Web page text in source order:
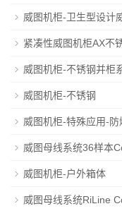
威图机柜-卫生型设计
紧凑性威图机柜AX不
威图机柜-不锈钢并柜
威图机柜-不锈钢
威图机柜-特殊应用-防
威图母线系统36样本
威图机柜-户外箱体
威图母线系统RiLine